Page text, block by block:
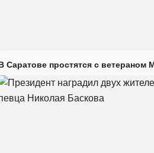
Саратове простятся с